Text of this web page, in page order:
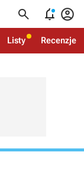
  
Listy Recenzje